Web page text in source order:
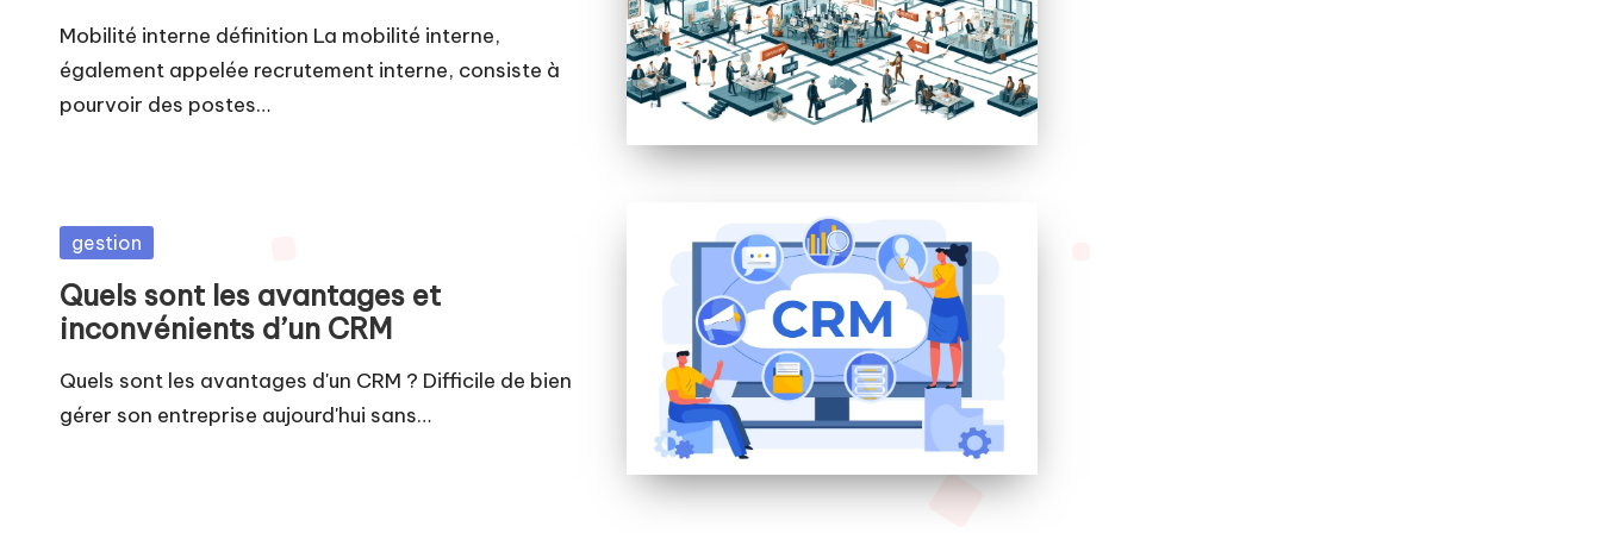
Mobilité interne définition La mobilité interne,
également appelée recrutement interne, consiste à
pourvoir des postes…
Posted
gestion
Quels sont les avantages et
inconvénients d’un CRM
Quels sont les avantages d'un CRM ? Difficile de bien
gérer son entreprise aujourd'hui sans…